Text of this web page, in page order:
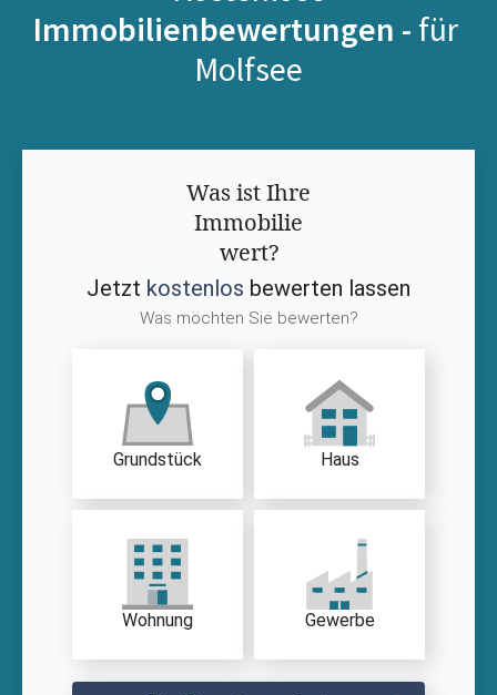
Immobilienbewertungen - für
Molfsee
Was ist Ihre
Immobilie
wert?
Jetzt kostenlos bewerten lassen
Was möchten Sie bewerten?
Grundstück Haus
Wohnung Gewerbe